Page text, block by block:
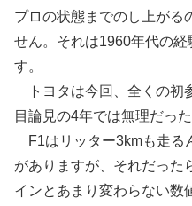
プロの状態までのし上がる
せん。それは1960年代の経
す。
トヨタは今回、全くの初
目論見の4年では無理だっ
F1はリッター3kmも走る
がありますが、それだった
インとあまり変わらない数